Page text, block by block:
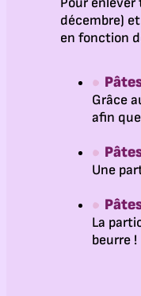
décembre)
en fonction
Grâce
afin
Une
La
beurre !